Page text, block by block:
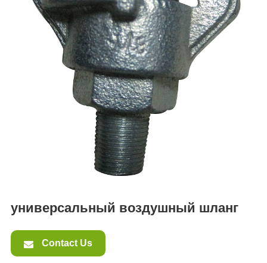
DE
универсальный воздушный шланг
Contact Us